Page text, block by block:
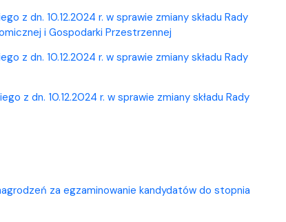
z dn. 10.12.2024 r. w sprawie zmiany składu Rady
i Gospodarki Przestrzennej
z dn. 10.12.2024 r. w sprawie zmiany składu Rady
z dn. 10.12.2024 r. w sprawie zmiany składu Rady
za egzaminowanie kandydatów do stopnia